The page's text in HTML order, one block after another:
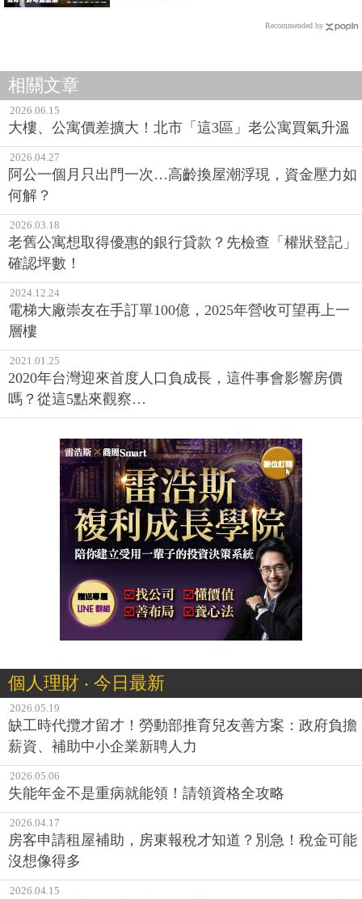
Recommended by
相關文章
2026.06.15
大樓、公寓價差擴大！北市「這3區」老公寓買氣升溫
2026.04.27
阿公一個月只出門一次…高齡換屋潮浮現，資金壓力如
何解？
2026.03.18
老舊公寓想取得優惠的銀行貸款？先檢查「權狀登記」
確認坪數！
2024.12.24
電梯大廠崇友在手訂單100億，2025年營收可望再上一
層樓
2021.01.25
2020年台灣迎來首度人口負成長，這件事會影響房價
嗎？從這5點來觀察…
個人理財 ‧ 今日最新
2026.05.19
缺工時代攬才留才！勞動部推育兒友善方案：政府負擔
薪資、補助中小企業新聘人力
2026.05.06
失能年金不是重病就能領！請領資格全攻略
2026.04.17
房客申請租屋補助，房東報稅才知道？別急！稅金可能
沒想像得多
2026.04.15